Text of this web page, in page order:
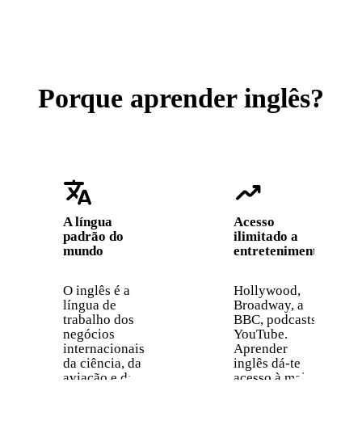
Porque aprender inglês?
translate
A língua
padrão do
mundo
O inglês é a
língua de
trabalho dos
negócios
internacionais,
da ciência, da
aviação e da
trending_up
Acesso
ilimitado a
entretenimento
Hollywood,
Broadway, a
BBC, podcasts,
YouTube.
Aprender
inglês dá-te
acesso à maior